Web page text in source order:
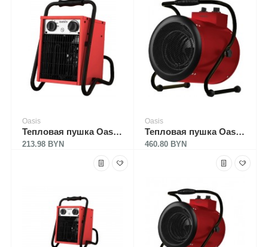
Oasis
Тепловая пушка Oasis TP-45S
213.98 BYN
Oasis
Тепловая пушка Oasis TP-50R
460.80 BYN